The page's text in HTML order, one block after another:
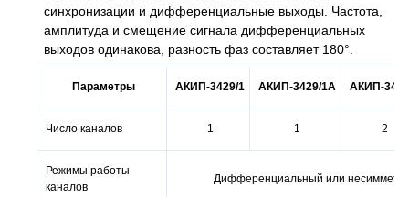
синхронизации и дифференциальные выходы. Частота,
амплитуда и смещение сигнала дифференциальных
выходов одинакова, разность фаз составляет 180°.
Параметры АКИП-3429/1 АКИП-3429/1А АКИП-
Число каналов 1 1 2
Режимы работы
каналов
Дифференциальный или